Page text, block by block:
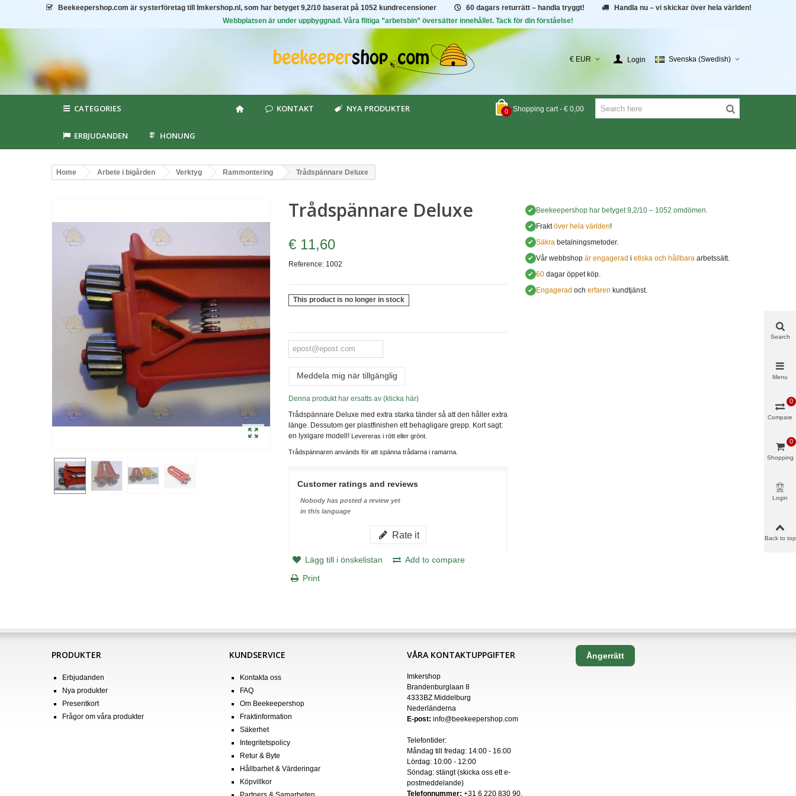
Beekeepershop.com är systerföretag till Imkershop.nl, som har betyget9,2/10 baserat på 1052 kundrecensioner 60 dagars returrätt – handla tryggt!
Handla nu – vi skickar över hela världen!
Webbplatsen är under uppbyggnad. Våra flitiga ”arbetsbin” översätter innehållet. Tack för din förståelse!
€ EUR Login Svenska (Swedish)
0 Shopping cart - € 0,00
CATEGORIES KONTAKT NYA PRODUKTER
ERBJUDANDEN HONUNG
Home Arbete i bigården Verktyg Rammontering Trådspännare Deluxe
Trådspännare Deluxe
€ 11,60
Reference: 1002
This product is no longer in stock
Meddela mig när tillgänglig
Denna produkt har ersatts av (klicka här)
Trådspännare Deluxe med extra starka tänder så att den håller extra
länge. Dessutom ger plastfinishen ett behagligare grepp. Kort sagt:
en lyxigare modell!Levereras i rött eller grönt.
Trådspännaren används för att spänna trådarna i ramarna.
Customer ratings and reviews
Nobody has posted a review yet
in this language
Rate it
Lägg till i önskelistan
Add to compare
Print
✔ Beekeepershophar betyget9,2/10 –1052 omdömen.
✔ Fraktöver hela världen!
✔ Säkrabetalningsmetoder.
✔ Vår webbshop är engagerad i etiska och hållbaraarbetssätt.
✔ 60dagar öppet köp.
✔ Engagerad och erfaren kundtjänst.
PRODUKTER
Erbjudanden
Nya produkter
Presentkort
Frågor om våra produkter
KUNDSERVICE
Kontakta oss
FAQ
Om Beekeepershop
Fraktinformation
Säkerhet
Integritetspolicy
Retur & Byte
Hållbarhet & Värderingar
Köpvillkor
VÅRA KONTAKTUPPGIFTER
Imkershop
Brandenburglaan 8
4333BZ Middelburg
Nederländerna
E-post: info@beekeepershop.com
Telefontider:
Måndag till fredag: 14:00 - 16:00
Lördag: 10:00 - 12:00
Söndag: stängt (skicka oss ette-
postmeddelande)
Telefonnummer: +31 6 220 830 90.
Ångerrätt
Search
Menu
Compare
0
Shopping
0
Login
Back to top